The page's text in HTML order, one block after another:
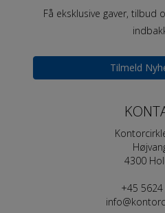
Få eksklusive gaver, tilbud
Tilmeld
4300
+45